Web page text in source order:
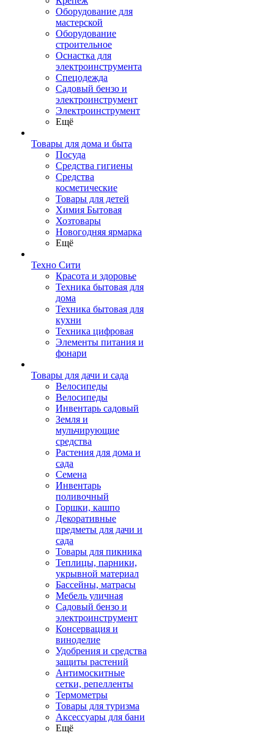
Оборудование для
мастерской
Оборудование
строительное
Оснастка для
электроинструмента
Спецодежда
Садовый бензо и
электроинструмент
Электроинструмент
Ещё
Товары для дома и быта
Посуда
Средства гигиены
Средства
косметические
Товары для детей
Химия Бытовая
Хозтовары
Новогодняя ярмарка
Ещё
Техно Сити
Красота и здоровье
Техника бытовая для
дома
Техника бытовая для
кухни
Техника цифровая
Элементы питания и
фонари
Товары для дачи и сада
Велосипеды
Велосипеды
Инвентарь садовый
Земля и
мульчирующие
средства
Растения для дома и
сада
Семена
Инвентарь
поливочный
Горшки, кашпо
Декоративные
предметы для дачи и
сада
Товары для пикника
Теплицы, парники,
укрывной материал
Бассейны, матрасы
Мебель уличная
Садовый бензо и
электроинструмент
Консервация и
виноделие
Удобрения и средства
защиты растений
Антимоскитные
сетки, репелленты
Термометры
Товары для туризма
Аксессуары для бани
Ещё